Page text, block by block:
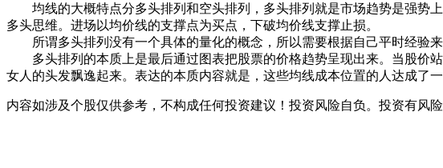
均线的大概特点分多头排列和空头排列，多头排列就是市场趋势是强势
多头思维。进场以均价线的支撑点为买点，下破均价线支撑止损。
所谓多头排列没有一个具体的量化的概念，所以需要根据自己平时经验来
多头排列的本质上是最后通过图表把股票的价格趋势呈现出来。当股价站
女人的头发飘逸起来。表达的本质内容就是，这些均线成本位置的人达成了
内容如涉及个股仅供参考，不构成任何投资建议！投资风险自负。投资有风险